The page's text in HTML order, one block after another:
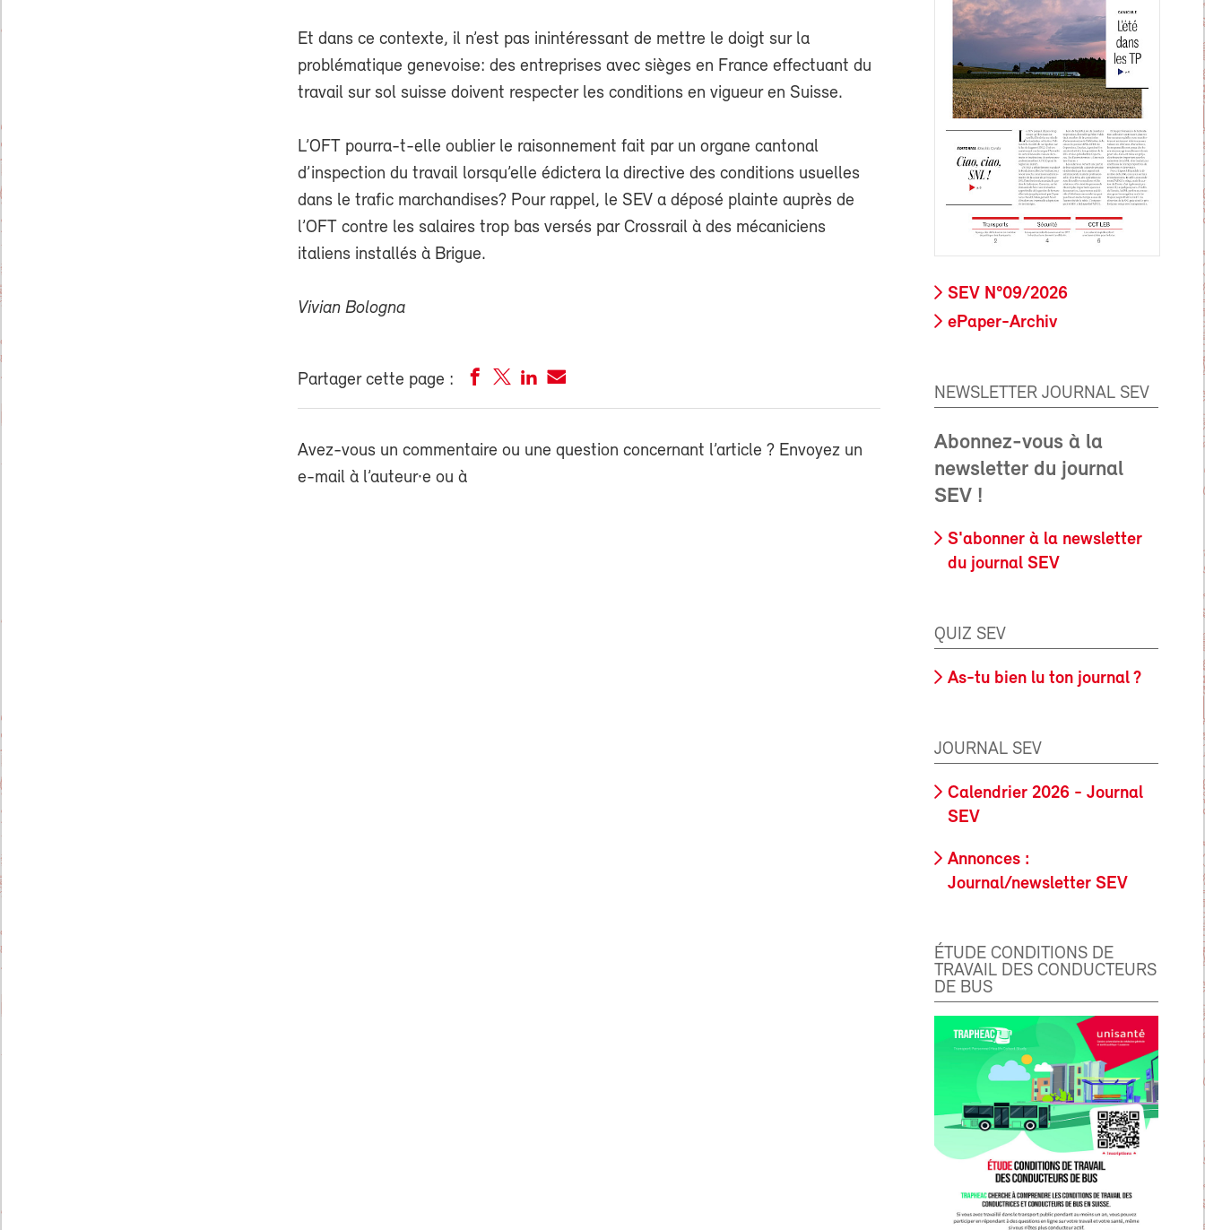
Et dans ce contexte, il n’est pas inintéressant de mettre le doigt sur la
problématique genevoise: des entreprises avec sièges en France effectuant du
travail sur sol suisse doivent respecter les conditions en vigueur en Suisse.
L’OFT pourra-t-elle oublier le raisonnement fait par un organe cantonal
d’inspection du travail lorsqu’elle édictera la directive des conditions usuelles
dans le trafic marchandises? Pour rappel, le SEV a déposé plainte auprès de
l’OFT contre les salaires trop bas versés par Crossrail à des mécaniciens
italiens installés à Brigue.
Vivian Bologna
Partager cette page :
Avez-vous un commentaire ou une question concernant l’article ? Envoyez un
e-mail à l’auteur·e ou à
SEV N°09/2026
ePaper-Archiv
NEWSLETTER JOURNAL SEV
Abonnez-vous à la
newsletter du journal
SEV !
S'abonner à la newsletter
du journal SEV
QUIZ SEV
As-tu bien lu ton journal ?
JOURNAL SEV
Calendrier 2026 - Journal
SEV
Annonces :
Journal/newsletter SEV
ÉTUDE CONDITIONS DE
TRAVAIL DES CONDUCTEURS
DE BUS